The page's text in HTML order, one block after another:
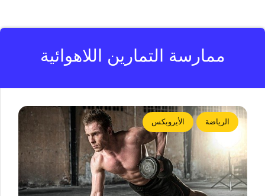
ممارسة التمارين اللاهوائية
الرياضة الأيروبكس